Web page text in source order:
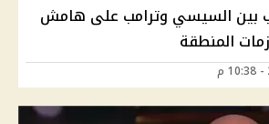
بين السيسي وترامب على هامش
المنطقة